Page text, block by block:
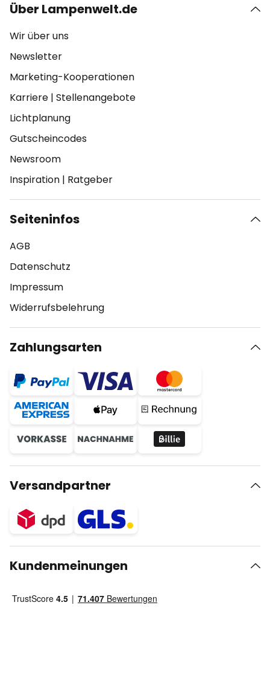
Über Lampenwelt.de
Wir über uns
Newsletter
Marketing-Kooperationen
Karriere | Stellenangebote
Lichtplanung
Gutscheincodes
Newsroom
Inspiration | Ratgeber
Seiteninfos
AGB
Datenschutz
Impressum
Widerrufsbelehrung
Zahlungsarten
Versandpartner
Kundenmeinungen